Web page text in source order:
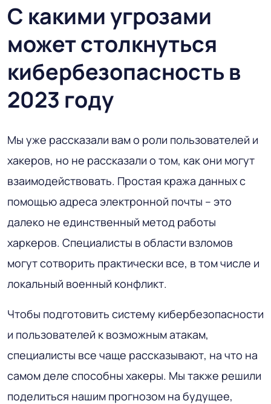
С какими угрозами
может столкнуться
кибербезопасность в
2023 году
Мы уже рассказали вам о роли пользователей и
хакеров, но не рассказали о том, как они могут
взаимодействовать. Простая кража данных с
помощью адреса электронной почты – это
далеко не единственный метод работы
харкеров. Специалисты в области взломов
могут сотворить практически все, в том числе и
локальный военный конфликт.
Чтобы подготовить систему кибербезопасности
и пользователей к возможным атакам,
специалисты все чаще рассказывают, на что на
самом деле способны хакеры. Мы также решили
поделиться нашим прогнозом на будущее,